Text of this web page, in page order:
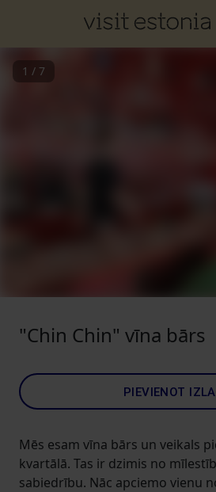
1 / 7
"Chin Chin" vīna bārs
PIEVIENOT
Mēs esam vīna bārs un veikals
kvartālā. Tas ir dzimis no
sabiedrību. Nāc apciemo vienu